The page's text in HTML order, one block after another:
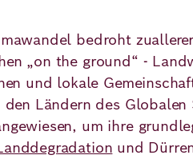
bedroht
„on the ground“ -
und lokale
Ländern des
um ihre
und